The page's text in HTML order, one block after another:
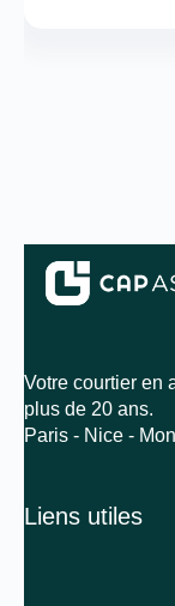
Votre courtier en
plus de 20 ans.
Paris - Nice -
Liens utiles